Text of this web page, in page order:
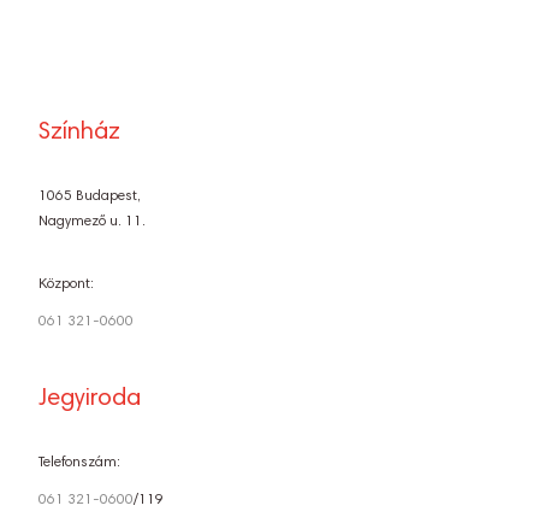
Színház
1065 Budapest,
Nagymező u. 11.
Központ:
061 321-0600
Jegyiroda
Telefonszám:
061 321-0600/119